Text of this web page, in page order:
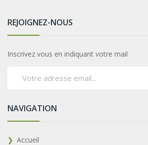
REJOIGNEZ-NOUS
Inscrivez vous en indiquant votre mail
NAVIGATION
Accueil